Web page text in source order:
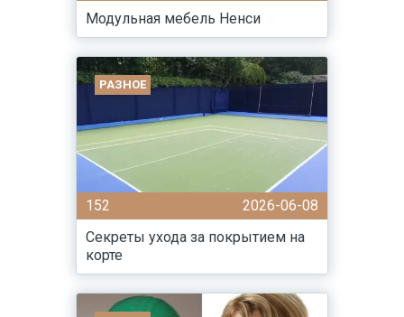
Модульная мебель Ненси
РАЗНОЕ
152
2026-06-08
Секреты ухода за покрытием на
корте